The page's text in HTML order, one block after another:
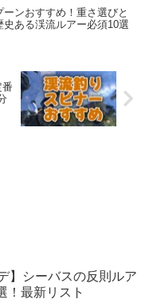
ーンおすすめ！重さ選びと
史ある渓流ルアー必須10選
】シーバスの反則ルア
！最新リスト